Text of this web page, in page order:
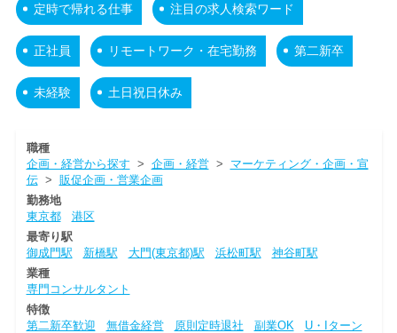
定時で帰れる仕事 注目の求人検索ワード
正社員 リモートワーク・在宅勤務 第二新卒
未経験 土日祝日休み
職種
企画・経営から探す > 企画・経営> マーケティング・企画・宣
伝> 販促企画・営業企画
勤務地
東京都
港区
最寄り駅
御成門駅
新橋駅 大門(東京都)駅 浜松町駅
神谷町駅
業種
専門コンサルタント
特徴
第二新卒歓迎
無借金経営 原則定時退社 副業OK
U・Iターン